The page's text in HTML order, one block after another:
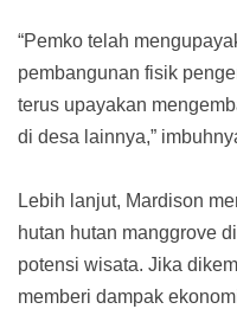
“Pemko telah
pembangunan fisik
terus upayakan
di desa lainnya,”
Lebih lanjut, Mardison
hutan hutan manggrove
potensi wisata. Jika
memberi dampak